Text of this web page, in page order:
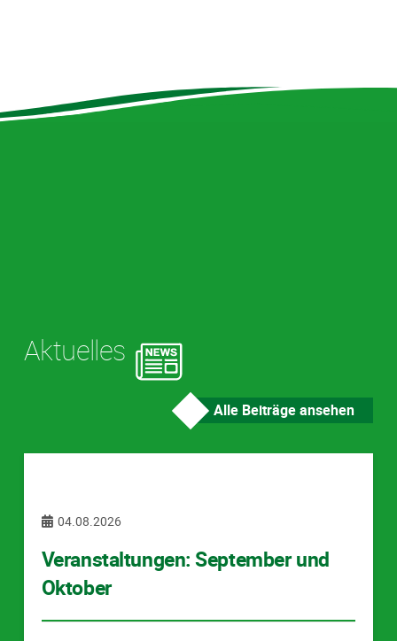
Aktuelles
Alle Beiträge ansehen
04.08.2026
Veranstaltungen: September und
Oktober